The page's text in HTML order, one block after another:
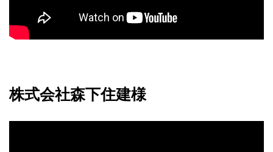
株式会社森下住建様